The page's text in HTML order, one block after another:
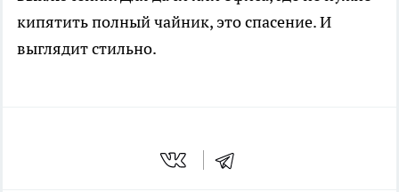
кипятить полный чайник, это спасение. И
выглядит стильно.